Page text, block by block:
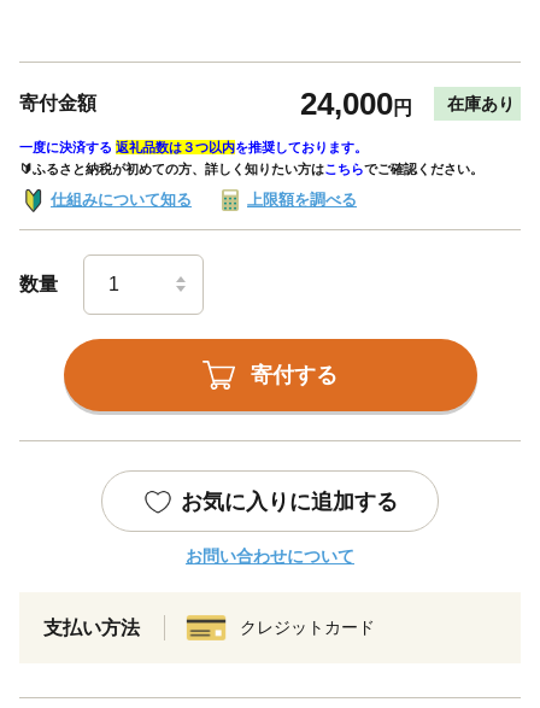
寄付金額 24,000円 在庫あり
一度に決済する 返礼品数は３つ以内を推奨しております。
🔰ふるさと納税が初めての方、詳しく知りたい方はこちらでご確認ください。
仕組みについて知る 上限額を調べる
数量
寄付する
お気に入りに追加する
お問い合わせについて
支払い方法 クレジットカード